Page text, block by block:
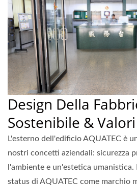
Design Della
Sostenibile &
L'esterno dell'edificio AQUATEC è
nostri concetti aziendali: sicurezza
l'ambiente e un'estetica
status di AQUATEC come marchio